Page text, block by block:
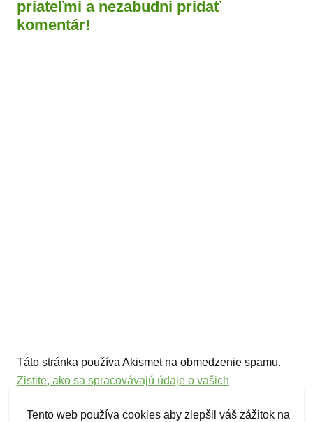
priateľmi a nezabudni pridať
komentár!
Táto stránka používa Akismet na obmedzenie spamu.
Zistite, ako sa spracovávajú údaje o vašich
Tento web používa cookies aby zlepšil váš zážitok na